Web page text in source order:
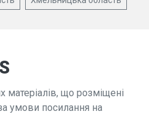
матеріалів, що розміщені
умови посилання на